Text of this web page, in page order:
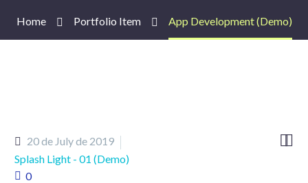
Home Portfolio Item App Development (Demo)

20 de July de 2019
Splash Light - 01 (Demo)
0